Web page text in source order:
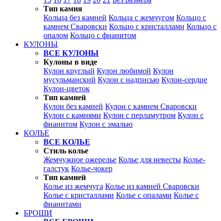
Тип камня
Кольца без камней Кольца с жемчугом Кольцо с
камнем Сваровски Кольцо с кристаллами Кольцо с
опалом Кольцо с фианитом
КУЛОНЫ
ВСЕ КУЛОНЫ
Кулоны в виде
Кулон круглый Кулон любимой Кулон
мусульманский Кулон с надписью Кулон-сердце
Кулон-цветок
Тип камней
Кулон без камней Кулон с камнем Сваровски
Кулон с камнями Кулон с перламутром Кулон с
фианитом Кулон с эмалью
КОЛЬЕ
ВСЕ КОЛЬЕ
Стиль колье
Жемчужное ожерелье Колье для невесты Колье-
галстук Колье-чокер
Тип камней
Колье из жемчуга Колье из камней Сваровски
Колье с кристаллами Колье с опалами Колье с
фианитами
БРОШИ